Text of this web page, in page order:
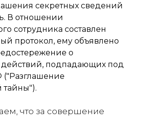
секретных сведений
В отношении
сотрудника составлен
протокол, ему объявлено
о
действий, подпадающих под
("Разглашение
тайны").
что за совершение